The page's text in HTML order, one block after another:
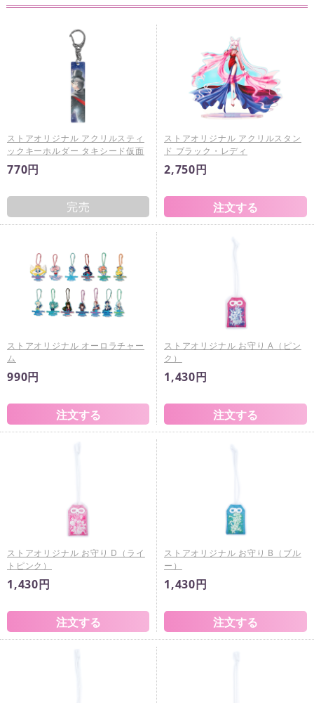
ストアオリジナル アクリルスティ
ックキーホルダー タキシード仮面
770円
完売
ストアオリジナル アクリルスタン
ド ブラック・レディ
2,750円
ストアオリジナル オーロラチャー
ム
990円
ストアオリジナル お守り A（ピン
ク）
1,430円
ストアオリジナル お守り D（ライ
トピンク）
1,430円
ストアオリジナル お守り B（ブル
ー）
1,430円